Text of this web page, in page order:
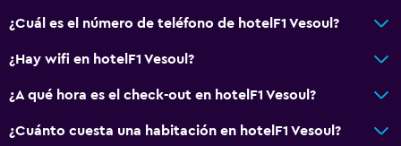
Baño
Baño compartido
Secador de pelo
¿Cuál es el número de teléfono de hotelF1 Vesoul?
¿Hay wifi en hotelF1 Vesoul?
¿A qué hora es el check-out en hotelF1 Vesoul?
¿Cuánto cuesta una habitación en hotelF1 Vesoul?